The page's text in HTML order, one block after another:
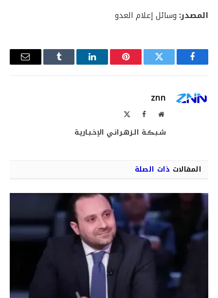
المصدر: وسائل إعلام العدو
فيسبوك تويتر بينتيريستلينكدإن Tumblr
البريد
znn
موقع فيسبوك
شـبـڪـة الـزهـرانـي الإخـبـاريـة
المقالات ذات الصلة